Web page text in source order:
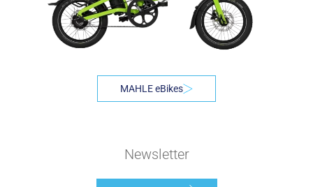
MAHLE eBikes
Newsletter